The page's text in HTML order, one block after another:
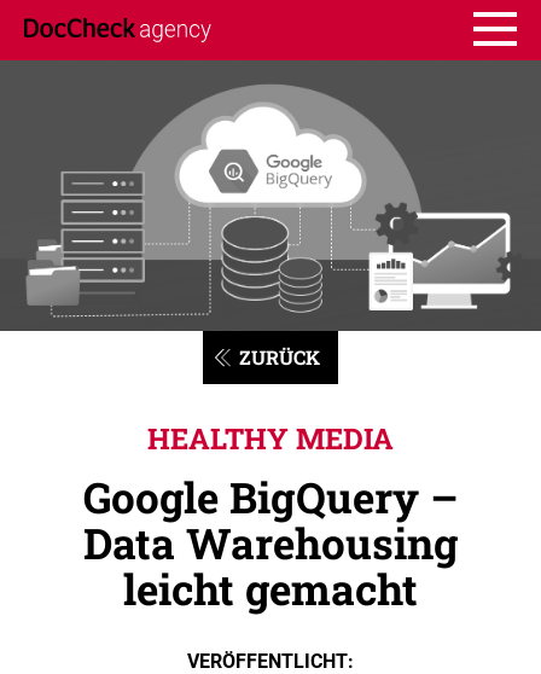
ZURÜCK
HEALTHY MEDIA
Google BigQuery –
Data Warehousing
leicht gemacht
VERÖFFENTLICHT: